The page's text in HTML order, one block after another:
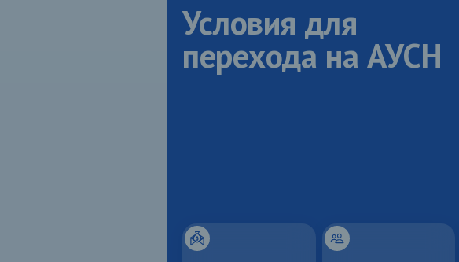
Условия для
перехода на АУСН